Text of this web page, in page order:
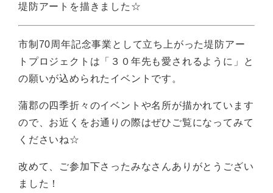
堤防アートを描きました☆
市制70周年記念事業として立ち上がった堤防アー
トプロジェクトは「３０年先も愛されるように」と
の願いが込められたイベントです。
蒲郡の四季折々のイベントや名所が描かれています
ので、お近くをお通りの際はぜひご覧になってみて
くださいね☆
改めて、ご参加下さったみなさんありがとうござい
ました！